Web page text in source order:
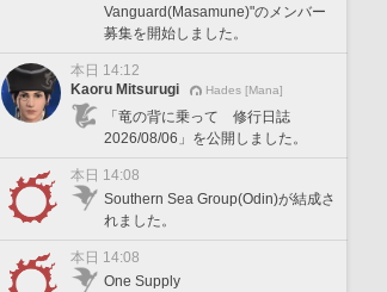
Vanguard(Masamune)"のメンバー
募集を開始しました。
本日 14:12
Kaoru Mitsurugi
Hades [Mana]
「竜の背に乗って 修行日誌
2026/08/06」を公開しました。
本日 14:08
Southern Sea Group(Odin)が結成さ
れました。
本日 14:08
One Supply